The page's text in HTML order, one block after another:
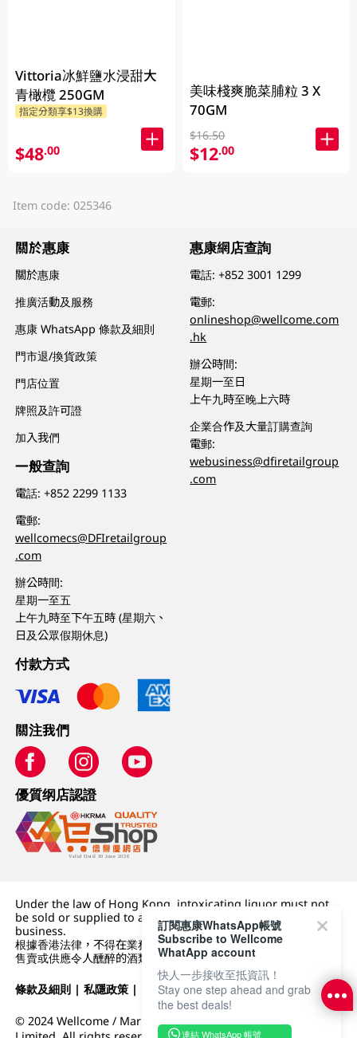
Vittoria冰鮮鹽水浸甜大
青橄欖 250GM
指定分類享$13換購
$48.00
美味棧爽脆菜脯粒 3 X
70GM
$16.50
$12.00
Item code: 025346
關於惠康
關於惠康
推廣活動及服務
惠康 WhatsApp 條款及細則
門市退/換貨政策
門店位置
牌照及許可證
加入我們
一般查詢
電話:+852 2299 1133
電郵:
wellcomecs@DFIretailgroup
.com
辦公時間:
星期一至五
上午九時至下午五時 (星期六、
日及公眾假期休息)
惠康網店查詢
電話:+852 3001 1299
電郵:
onlineshop@wellcome.com
.hk
辦公時間:
星期一至日
上午九時至晚上六時
企業合作及大量訂購查詢
電郵:
webusiness@dfiretailgroup
.com
付款方式
關注我們
優質纲店認證
Under the law of Hong Kong, intoxicating liquor must not
be sold or supplied to a minor (under 18) in the course of
business.
根據香港法律，不得在業務過程中，向未成年人 (18 歲以下人士)
售賣或供應令人醺醉的酒類。
條款及細則 |私隱政策 | DFI零售集團
© 2024 Wellcome / Market Place. The Dairy Farm Company
訂閱惠康WhatsApp帳號
Subscribe to Wellcome
WhatApp account
快人一步接收至抵資訊！
Stay one step ahead and grab
the best deals!
連結 WhatsApp 帳號